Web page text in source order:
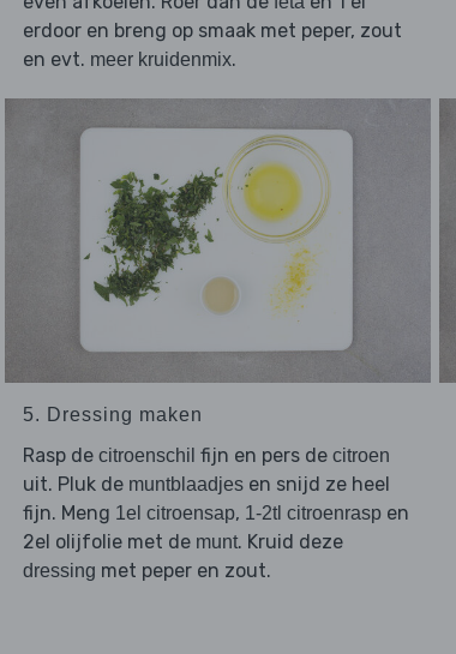
erdoor en breng op smaak met peper, zout
en evt. meer kruidenmix.
5. Dressing maken
Rasp de citroenschil fijn en pers de citroen
uit. Pluk de muntblaadjesen snijd ze heel
fijn. Meng 1el citroensap, 1-2tl citroenraspen
2el olijfolie met de munt. Kruid deze
dressing met peper en zout.